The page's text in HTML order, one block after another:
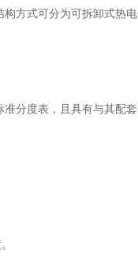
方式可分为可拆卸式热
分度表，且具有与其配